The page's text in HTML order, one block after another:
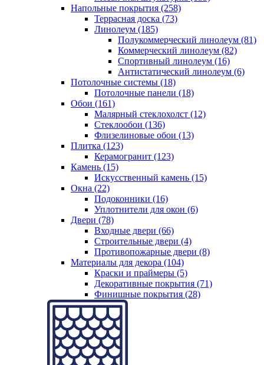
Напольные покрытия (258)
Террасная доска (73)
Линолеум (185)
Полукоммерческий линолеум (81)
Коммерческий линолеум (82)
Спортивный линолеум (16)
Антистатический линолеум (6)
Потолочные системы (18)
Потолочные панели (18)
Обои (161)
Малярный стеклохолст (12)
Стеклообои (136)
Флизелиновые обои (13)
Плитка (123)
Керамогранит (123)
Камень (15)
Искусственный камень (15)
Окна (22)
Подоконники (16)
Уплотнители для окон (6)
Двери (78)
Входные двери (66)
Строительные двери (4)
Противопожарные двери (8)
Материалы для декора (104)
Краски и праймеры (5)
Декоративные покрытия (71)
Финишные покрытия (28)